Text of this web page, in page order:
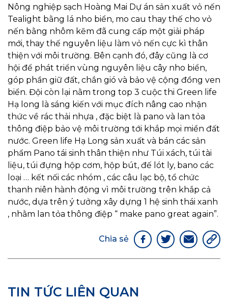
Nông nghiệp sạch Hoàng Mai Dự án sản xuất vỏ nến
Tealight bằng lá nho biển, mo cau thay thế cho vỏ
nến bằng nhôm kẽm đã cung cấp một giải pháp
mới, thay thế nguyên liệu làm vỏ nến cực kì thân
thiện với môi trường. Bên cạnh đó, đây cũng là cơ
hội để phát triển vùng nguyên liệu cây nho biển,
góp phần giữ đất, chắn gió và bảo vệ cộng đồng ven
biển. Đội còn lại nằm trong top 3 cuộc thi Green life
Hạ long là sáng kiến với mục đích nâng cao nhận
thức về rác thải nhựa , đặc biệt là pano và lan tỏa
thông điệp bảo vệ môi trường tới khắp mọi miền đất
nước. Green life Hạ Long sản xuất và bán các sản
phẩm Pano tái sinh thân thiện như Túi xách, túi tài
liệu, túi đựng hộp cơm, hộp bút, đế lót ly, bano các
loại … kết nối các nhóm , các câu lạc bộ, tổ chức
thanh niên hành động vì môi trường trên khắp cả
nước, dựa trên ý tưởng xây dựng 1 hệ sinh thái xanh
, nhằm lan tỏa thông điệp “ make pano great again”.
Chia sẻ
TIN TỨC LIÊN QUAN